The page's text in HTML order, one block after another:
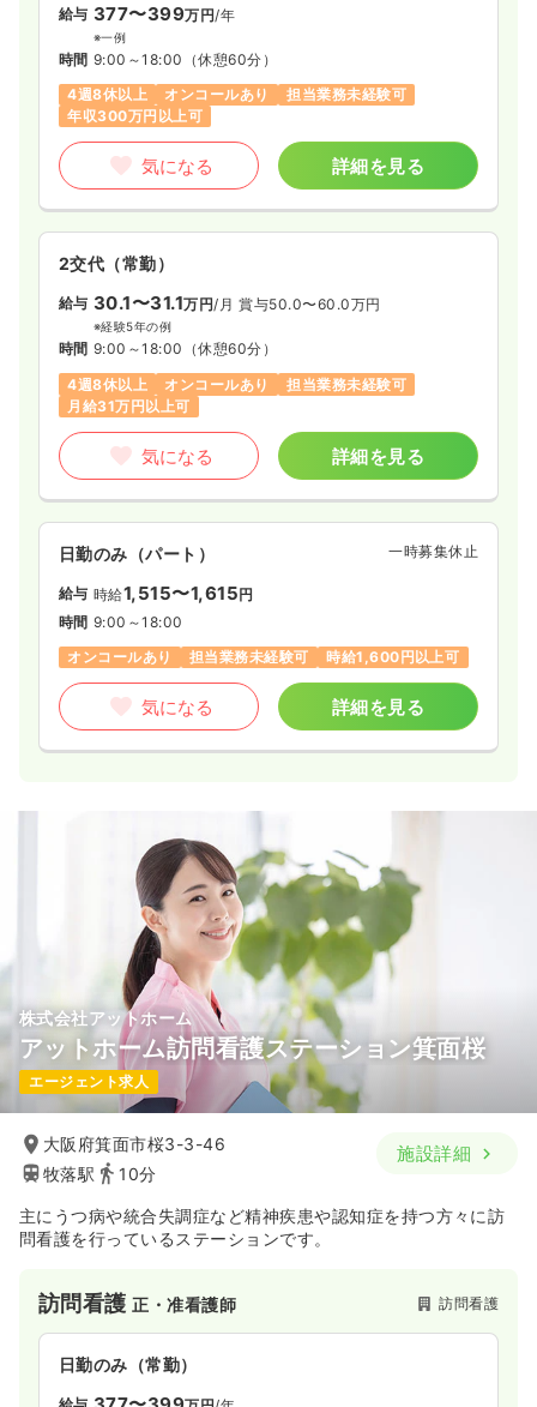
給与 377〜399万円/年
※一例
時間 9:00～18:00 （休憩60分）
4週8休以上
オンコールあり
担当業務未経験可
年収300万円以上可
気になる 詳細を見る
2交代（常勤）
給与 30.1〜31.1万円/月 賞与50.0〜60.0万円
※経験5年の例
時間 9:00～18:00 （休憩60分）
4週8休以上
オンコールあり
担当業務未経験可
月給31万円以上可
気になる 詳細を見る
日勤のみ（パート） 一時募集休止
給与 時給1,515〜1,615円
時間 9:00～18:00
オンコールあり
担当業務未経験可 時給1,600円以上可
気になる 詳細を見る
株式会社アットホーム
アットホーム訪問看護ステーション箕面桜
エージェント求人
大阪府箕面市桜3-3-46
牧落駅
10分
施設詳細
主にうつ病や統合失調症など精神疾患や認知症を持つ方々に訪
問看護を行っているステーションです。
訪問看護正・准看護師 訪問看護
日勤のみ（常勤）